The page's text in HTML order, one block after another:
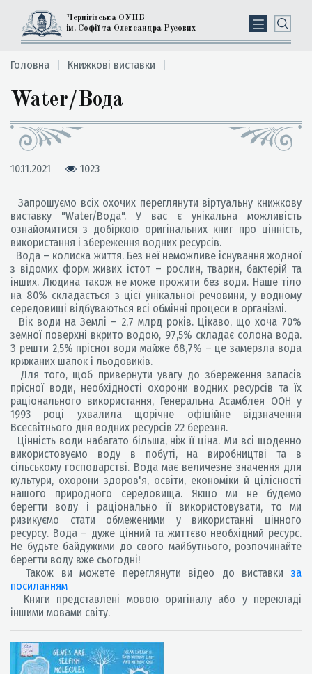
Чернігівська ОУНБ
ім. Софії та Олександра Русових
Головна Книжкові виставки
Water/Вода
10.11.2021 1023
Запрошуємо всіх охочих переглянути віртуальну книжкову
виставку "Water/Вода". У вас є унікальна можливість
ознайомитися з добіркою оригінальних книг про цінність,
використання і збереження водних ресурсів.
Вода – колиска життя. Без неї неможливе існування жодної
з відомих форм живих істот – рослин, тварин, бактерій та
інших. Людина також не може прожити без води. Наше тіло
на 80% складається з цієї унікальної речовини, у водному
середовищі відбуваються всі обмінні процеси в організмі.
Вік води на Землі – 2,7 млрд років. Цікаво, що хоча 70%
земної поверхні вкрито водою, 97,5% складає солона вода.
З решти 2,5% прісної води майже 68,7% – це замерзла вода
крижаних шапок і льодовиків.
Для того, щоб привернути увагу до збереження запасів
прісної води, необхідності охорони водних ресурсів та їх
раціонального використання, Генеральна Асамблея ООН у
1993 році ухвалила щорічне офіційне відзначення
Всесвітнього дня водних ресурсів 22 березня.
Цінність води набагато більша, ніж її ціна. Ми всі щоденно
використовуємо воду в побуті, на виробництві та в
сільському господарстві. Вода має величезне значення для
культури, охорони здоров'я, освіти, економіки й цілісності
нашого природного середовища. Якщо ми не будемо
берегти воду і раціонально її використовувати, то ми
ризикуємо стати обмеженими у використанні цінного
ресурсу. Вода – дуже цінний та життєво необхідний ресурс.
Не будьте байдужими до свого майбутнього, розпочинайте
берегти воду вже сьогодні!
Також ви можете переглянути відео до виставки за
посиланням
Книги представлені мовою оригіналу або у перекладі
іншими мовами світу.